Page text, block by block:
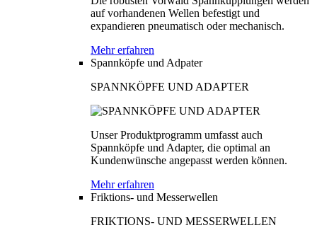
auf vorhandenen Wellen befestigt und
expandieren pneumatisch oder mechanisch.
Mehr erfahren
Spannköpfe und Adpater
SPANNKÖPFE UND ADAPTER
Unser Produktprogramm umfasst auch
Spannköpfe und Adapter, die optimal an
Kundenwünsche angepasst werden können.
Mehr erfahren
Friktions- und Messerwellen
FRIKTIONS- UND MESSERWELLEN